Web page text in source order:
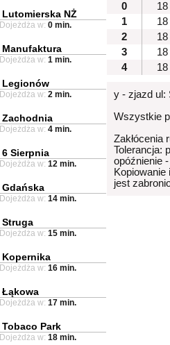
0
18
1
18
2
18
3
18
4
18
y - zjazd ul:
Wszystkie
Zakłócenia
Tolerancja:
opóźnienie
jest
Lutomierska NŻ
Dojeżdża w: 0 min.
Manufaktura
Dojeżdża w: 1 min.
Legionów
Dojeżdża w: 2 min.
Zachodnia
Dojeżdża w: 4 min.
6 Sierpnia
Dojeżdża w: 12 min.
Gdańska
Dojeżdża w: 14 min.
Struga
Dojeżdża w: 15 min.
Kopernika
Dojeżdża w: 16 min.
Łąkowa
Dojeżdża w: 17 min.
Tobaco Park
Dojeżdża w: 18 min.